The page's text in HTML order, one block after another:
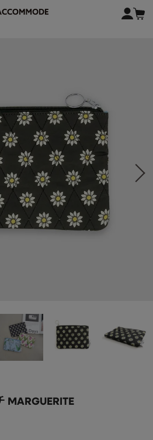
ックス
パーシー ジョンスミス
イカット ポーチ チャーム
～
MARGUERITE